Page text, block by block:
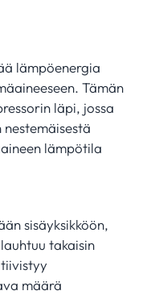
lämpöenergia
Tämän
läpi, jossa
lämpötila
sisäyksikköön,
takaisin
tiivistyy
määrä